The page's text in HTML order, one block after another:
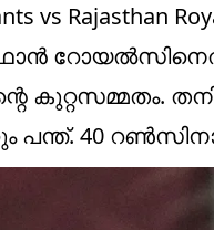
vs
കുറ്റസമ്മതം.
പന്ത്. 40